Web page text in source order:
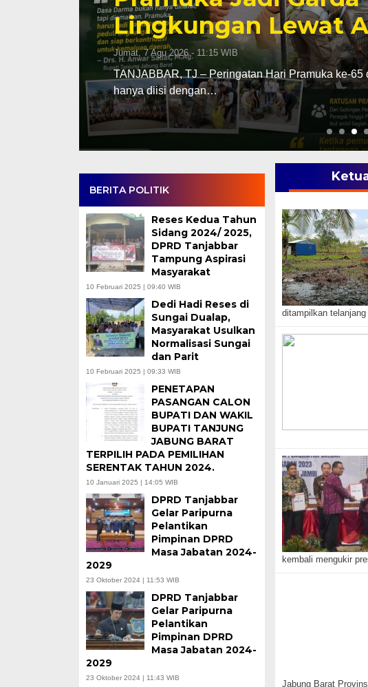
Lingkungan Lewat
Jumat, 7 Agu 2026 - 11:15 WIB
TANJABBAR, TJ – Peringatan Hari Pramuka ke-
hanya diisi dengan…
BERITA POLITIK
Reses Kedua Tahun
Sidang 2024/ 2025,
DPRD Tanjabbar
Tampung Aspirasi
Masyarakat
10 Februari 2025 | 09:40 WIB
Dedi Hadi Reses di
Sungai Dualap,
Masyarakat Usulkan
Normalisasi Sungai
dan Parit
10 Februari 2025 | 09:33 WIB
PENETAPAN
PASANGAN CALON
BUPATI DAN WAKIL
BUPATI TANJUNG
JABUNG BARAT
TERPILIH PADA PEMILIHAN
SERENTAK TAHUN 2024.
10 Januari 2025 | 14:05 WIB
DPRD Tanjabbar
Gelar Paripurna
Pelantikan
Pimpinan DPRD
Masa Jabatan 2024-
2029
23 Oktober 2024 | 11:53 WIB
DPRD Tanjabbar
Gelar Paripurna
Pelantikan
Pimpinan DPRD
Masa Jabatan 2024-
2029
23 Oktober 2024 | 11:43 WIB
ditampilkan
kembali mengukir
Jabung Barat